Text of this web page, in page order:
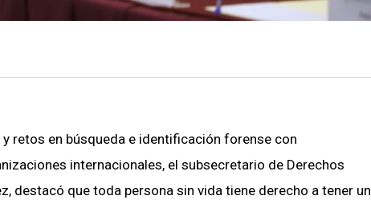
retos en búsqueda e identificación forense con
internacionales, el subsecretario de Derechos
destacó que toda persona sin vida tiene derecho a tener un